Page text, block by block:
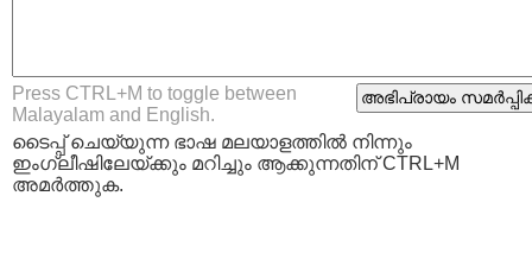
Press CTRL+M to toggle between
Malayalam and English.
ടൈപ്പ്‌ ചെയ്യുന്ന ഭാഷ മലയാളത്തില്‍ നിന്നും
ഇംഗ്ലീഷിലേയ്ക്കും മറിച്ചും ആക്കുന്നതിന് CTRL+M
അമര്‍ത്തുക.